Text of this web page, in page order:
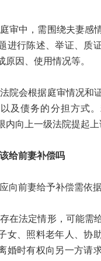
中，需围绕夫妻感情
进行陈述、举证、质
原因、使用情况等。
会根据庭审情况和证
及债务的分担方式
内向上一级法院提起上
给前妻补偿吗
前妻给予补偿需依据
法定情形，可能需给
女、照料老年人、协
婚时有权向另一方请